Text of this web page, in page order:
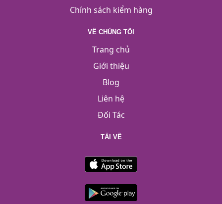
Chính sách kiểm hàng
VỀ CHÚNG TÔI
Trang chủ
Giới thiệu
Blog
Liên hệ
Đối Tác
TẢI VỀ